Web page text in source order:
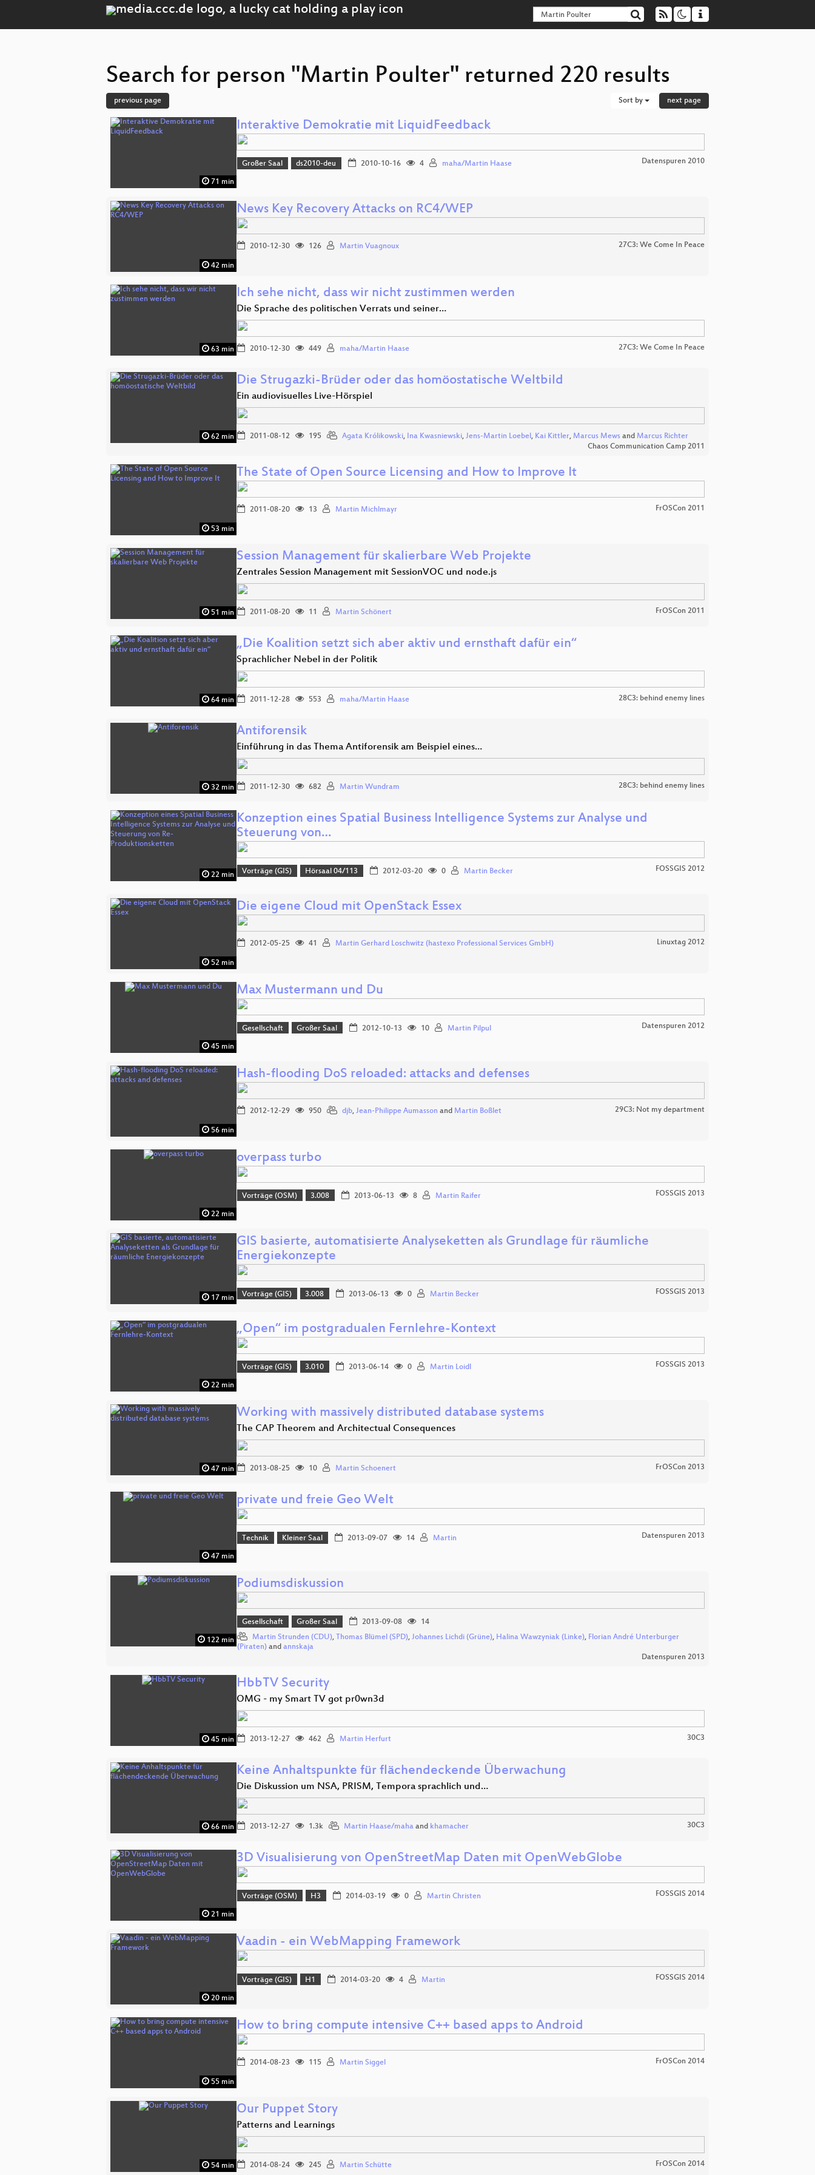
Search for person "Martin Poulter" returned 220 results
previous page Sort by next page
71 min
Interaktive Demokratie mit LiquidFeedback
Großer Saal ds2010-deu 2010-10-16 4 maha/Martin Haase Datenspuren 2010
42 min
News Key Recovery Attacks on RC4/WEP
2010-12-30 126 Martin Vuagnoux 27C3: We Come In Peace
63 min
Ich sehe nicht, dass wir nicht zustimmen werden
Die Sprache des politischen Verrats und seiner…
2010-12-30 449 maha/Martin Haase 27C3: We Come In Peace
62 min
Die Strugazki-Brüder oder das homöostatische Weltbild
Ein audiovisuelles Live-Hörspiel
2011-08-12 195 Agata Królikowski, Ina Kwasniewski, Jens-Martin Loebel, Kai Kittler, Marcus Mews and Marcus Richter
Chaos Communication Camp 2011
53 min
The State of Open Source Licensing and How to Improve It
2011-08-20 13 Martin Michlmayr FrOSCon 2011
51 min
Session Management für skalierbare Web Projekte
Zentrales Session Management mit SessionVOC und node.js
2011-08-20 11 Martin Schönert FrOSCon 2011
64 min
„Die Koalition setzt sich aber aktiv und ernsthaft dafür ein“
Sprachlicher Nebel in der Politik
2011-12-28 553 maha/Martin Haase 28C3: behind enemy lines
32 min
Antiforensik
Einführung in das Thema Antiforensik am Beispiel eines…
2011-12-30 682 Martin Wundram 28C3: behind enemy lines
22 min
Konzeption eines Spatial Business Intelligence Systems zur Analyse und
Steuerung von…
Vorträge (GIS) Hörsaal 04/113 2012-03-20 0 Martin Becker FOSSGIS 2012
52 min
Die eigene Cloud mit OpenStack Essex
2012-05-25 41 Martin Gerhard Loschwitz (hastexo Professional Services GmbH) Linuxtag 2012
45 min
Max Mustermann und Du
Gesellschaft Großer Saal 2012-10-13 10 Martin Pilpul Datenspuren 2012
56 min
Hash-flooding DoS reloaded: attacks and defenses
2012-12-29 950 djb, Jean-Philippe Aumasson and Martin Boßlet 29C3: Not my department
22 min
overpass turbo
Vorträge (OSM) 3.008 2013-06-13 8 Martin Raifer FOSSGIS 2013
17 min
GIS basierte, automatisierte Analyseketten als Grundlage für räumliche
Energiekonzepte
Vorträge (GIS) 3.008 2013-06-13 0 Martin Becker FOSSGIS 2013
22 min
„Open“ im postgradualen Fernlehre-Kontext
Vorträge (GIS) 3.010 2013-06-14 0 Martin Loidl FOSSGIS 2013
47 min
Working with massively distributed database systems
The CAP Theorem and Architectual Consequences
2013-08-25 10 Martin Schoenert FrOSCon 2013
47 min
private und freie Geo Welt
Technik Kleiner Saal 2013-09-07 14 Martin Datenspuren 2013
122 min
Podiumsdiskussion
Gesellschaft Großer Saal 2013-09-08
14
Martin Strunden (CDU), Thomas Blümel (SPD), Johannes Lichdi (Grüne), Halina Wawzyniak (Linke), Florian André Unterburger
(Piraten) and annskaja
Datenspuren 2013
45 min
HbbTV Security
OMG - my Smart TV got pr0wn3d
2013-12-27 462 Martin Herfurt 30C3
66 min
Keine Anhaltspunkte für flächendeckende Überwachung
Die Diskussion um NSA, PRISM, Tempora sprachlich und…
2013-12-27 1.3k Martin Haase/maha and khamacher 30C3
21 min
3D Visualisierung von OpenStreetMap Daten mit OpenWebGlobe
Vorträge (OSM) H3 2014-03-19 0 Martin Christen FOSSGIS 2014
20 min
Vaadin - ein WebMapping Framework
Vorträge (GIS) H1 2014-03-20 4 Martin FOSSGIS 2014
55 min
How to bring compute intensive C++ based apps to Android
2014-08-23 115 Martin Siggel FrOSCon 2014
54 min
Our Puppet Story
Patterns and Learnings
2014-08-24 245 Martin Schütte FrOSCon 2014